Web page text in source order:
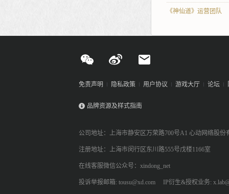
《神仙道》运营团队
免责声明 隐私政策 用户协议 游戏大厅 论坛
品牌资源及样式指南
公司地址：上海市静安区万荣路700号A1 心动网络股份
注册地址：上海市闵行区东川路555号戊楼1166室
在线客服微信公众号：xindong_net
投诉举报邮箱: tousu@xd.com IP衍生&授权业务: